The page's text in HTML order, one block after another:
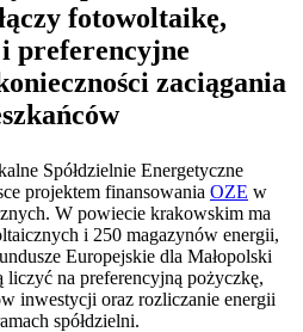
fotowoltaikę,
preferencyjne
zaciągania
Spółdzielnie Energetyczne
projektem finansowania OZE w
W powiecie krakowskim ma
i 250 magazynów energii,
Europejskie dla Małopolski
na preferencyjną pożyczkę,
inwestycji oraz rozliczanie energii
spółdzielni.